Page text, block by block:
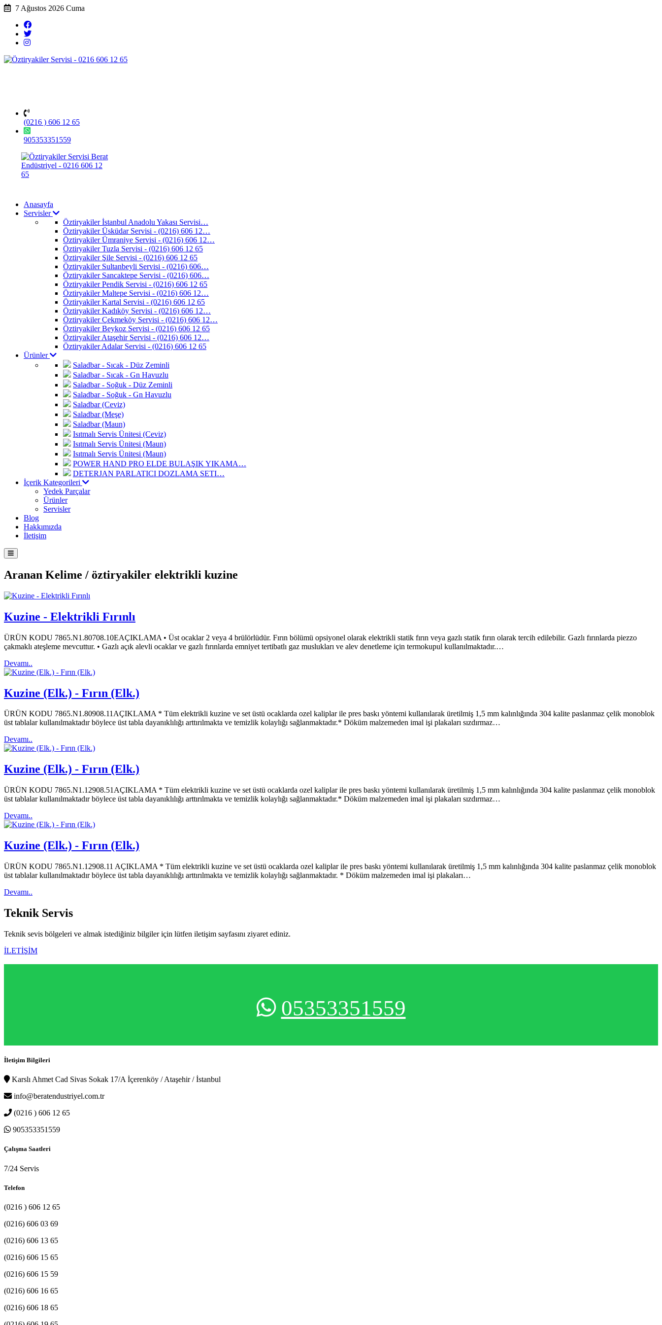
7 Ağustos 2026 Cuma
(0216 ) 606 12 65
905353351559
Anasayfa
Servisler
Öztiryakiler İstanbul Anadolu Yakası Servisi…
Öztiryakiler Üsküdar Servisi - (0216) 606 12…
Öztiryakiler Ümraniye Servisi - (0216) 606 12…
Öztiryakiler Tuzla Servisi - (0216) 606 12 65
Öztiryakiler Şile Servisi - (0216) 606 12 65
Öztiryakiler Sultanbeyli Servisi - (0216) 606…
Öztiryakiler Sancaktepe Servisi - (0216) 606…
Öztiryakiler Pendik Servisi - (0216) 606 12 65
Öztiryakiler Maltepe Servisi - (0216) 606 12…
Öztiryakiler Kartal Servisi - (0216) 606 12 65
Öztiryakiler Kadıköy Servisi - (0216) 606 12…
Öztiryakiler Çekmeköy Servisi - (0216) 606 12…
Öztiryakiler Beykoz Servisi - (0216) 606 12 65
Öztiryakiler Ataşehir Servisi - (0216) 606 12…
Öztiryakiler Adalar Servisi - (0216) 606 12 65
Ürünler
Saladbar - Sıcak - Düz Zeminli
Saladbar - Sıcak - Gn Havuzlu
Saladbar - Soğuk - Düz Zeminli
Saladbar - Soğuk - Gn Havuzlu
Saladbar (Ceviz)
Saladbar (Meşe)
Saladbar (Maun)
Isıtmalı Servis Ünitesi (Ceviz)
Isıtmalı Servis Ünitesi (Maun)
Isıtmalı Servis Ünitesi (Maun)
POWER HAND PRO ELDE BULAŞIK YIKAMA…
DETERJAN PARLATICI DOZLAMA SETI…
İçerik Kategorileri
Yedek Parçalar
Ürünler
Servisler
Blog
Hakkımızda
İletişim
Aranan Kelime / öztiryakiler elektrikli kuzine
Kuzine - Elektrikli Fırınlı
ÜRÜN KODU 7865.N1.80708.10EAÇIKLAMA • Üst ocaklar 2 veya 4 brülörlüdür. Fırın bölümü opsiyonel olarak elektrikli statik fırın veya gazlı statik fırın olarak tercih edilebilir. Gazlı fırınlarda piezzo
çakmaklı ateşleme mevcuttur. • Gazlı açık alevli ocaklar ve gazlı fırınlarda emniyet tertibatlı gaz muslukları ve alev denetleme için termokupul kullanılmaktadır.…
Devamı..
Kuzine (Elk.) - Fırın (Elk.)
ÜRÜN KODU 7865.N1.80908.11AÇIKLAMA * Tüm elektrikli kuzine ve set üstü ocaklarda ozel kaliplar ile pres baskı yöntemi kullanılarak üretilmiş 1,5 mm kalınlığında 304 kalite paslanmaz çelik monoblok
üst tablalar kullanılmaktadır böylece üst tabla dayanıklılığı arttırılmakta ve temizlik kolaylığı sağlanmaktadır.* Döküm malzemeden imal işi plakaları sızdırmaz…
Devamı..
Kuzine (Elk.) - Fırın (Elk.)
ÜRÜN KODU 7865.N1.12908.51AÇIKLAMA * Tüm elektrikli kuzine ve set üstü ocaklarda ozel kaliplar ile pres baskı yöntemi kullanılarak üretilmiş 1,5 mm kalınlığında 304 kalite paslanmaz çelik monoblok
üst tablalar kullanılmaktadır böylece üst tabla dayanıklılığı arttırılmakta ve temizlik kolaylığı sağlanmaktadır.* Döküm malzemeden imal işi plakaları sızdırmaz…
Devamı..
Kuzine (Elk.) - Fırın (Elk.)
ÜRÜN KODU 7865.N1.12908.11 AÇIKLAMA * Tüm elektrikli kuzine ve set üstü ocaklarda ozel kaliplar ile pres baskı yöntemi kullanılarak üretilmiş 1,5 mm kalınlığında 304 kalite paslanmaz çelik monoblok
üst tablalar kullanılmaktadır böylece üst tabla dayanıklılığı arttırılmakta ve temizlik kolaylığı sağlanmaktadır. * Döküm malzemeden imal işi plakaları…
Devamı..
Teknik Servis
Teknik sevis bölgeleri ve almak istediğiniz bilgiler için lütfen iletişim sayfasını ziyaret ediniz.
İLETİŞİM
05353351559
İletişim Bilgileri
Karslı Ahmet Cad Sivas Sokak 17/A İçerenköy / Ataşehir / İstanbul
info@beratendustriyel.com.tr
(0216 ) 606 12 65
905353351559
Çalışma Saatleri
7/24 Servis
Telefon
(0216 ) 606 12 65
(0216) 606 03 69
(0216) 606 13 65
(0216) 606 15 65
(0216) 606 15 59
(0216) 606 16 65
(0216) 606 18 65